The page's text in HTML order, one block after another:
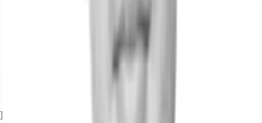
Ihr Kontakt